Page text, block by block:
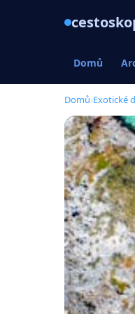
Domů
Domů›Exotické